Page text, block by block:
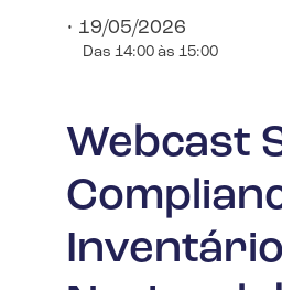
Webcast
Inventário
• 19/05/2026
Das 14:00 às 15:00